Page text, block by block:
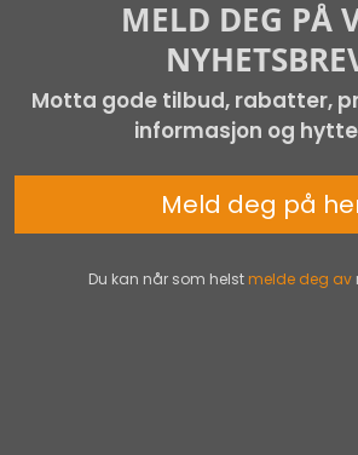
MELD DEG PÅ
Motta gode tilbud, rabatter,
informasjon og
Du kan når som helst melde deg av
Meld deg på